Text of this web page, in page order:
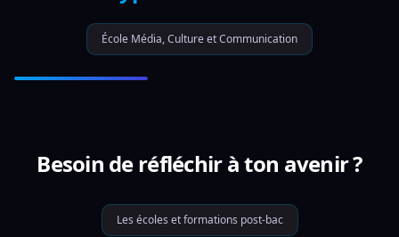
École Média, Culture et Communication
Besoin de réfléchir à ton avenir ?
Les écoles et formations post-bac